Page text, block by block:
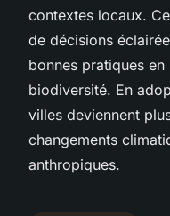
contextes locaux.
de décisions
bonnes pratiques
biodiversité. En
villes deviennent
changements
anthropiques.